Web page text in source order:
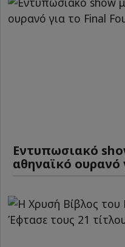
Εντυπωσιακό
αθηναϊκό ουρανό